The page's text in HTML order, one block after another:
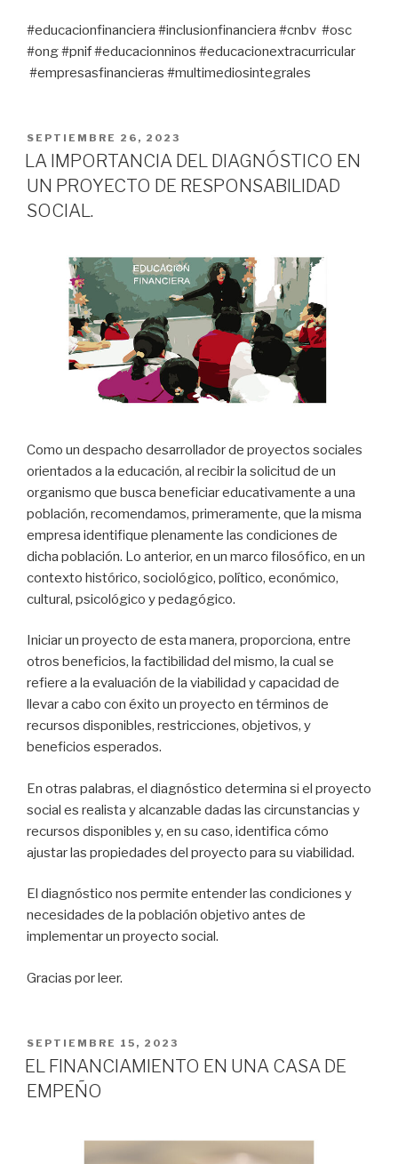
#educacionfinanciera #inclusionfinanciera #cnbv #osc
#ong #pnif #educacionninos #educacionextracurricular
#empresasfinancieras #multimediosintegrales
PUBLICADO
EN
SEPTIEMBRE 26, 2023
LA IMPORTANCIA DEL DIAGNÓSTICO EN
UN PROYECTO DE RESPONSABILIDAD
SOCIAL.
Como un despacho desarrollador de proyectos sociales
orientados a la educación, al recibir la solicitud de un
organismo que busca beneficiar educativamente a una
población, recomendamos, primeramente, que la misma
empresa identifique plenamente las condiciones de
dicha población. Lo anterior, en un marco filosófico, en un
contexto histórico, sociológico, político, económico,
cultural, psicológico y pedagógico.
Iniciar un proyecto de esta manera, proporciona, entre
otros beneficios, la factibilidad del mismo, la cual se
refiere a la evaluación de la viabilidad y capacidad de
llevar a cabo con éxito un proyecto en términos de
recursos disponibles, restricciones, objetivos, y
beneficios esperados.
En otras palabras, el diagnóstico determina si el proyecto
social es realista y alcanzable dadas las circunstancias y
recursos disponibles y, en su caso, identifica cómo
ajustar las propiedades del proyecto para su viabilidad.
El diagnóstico nos permite entender las condiciones y
necesidades de la población objetivo antes de
implementar un proyecto social.
Gracias por leer.
PUBLICADO
EN
SEPTIEMBRE 15, 2023
EL FINANCIAMIENTO EN UNA CASA DE
EMPEÑO